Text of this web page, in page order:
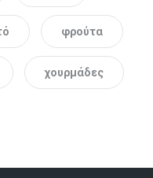
φρούτα
χουρμάδες